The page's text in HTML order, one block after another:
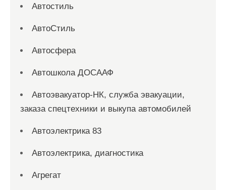
Автостиль
АвтоСтиль
Автосфера
Автошкола ДОСААФ
Автоэвакуатор-НК, служба эвакуации,
заказа спецтехники и выкупа автомобилей
Автоэлектрика 83
Автоэлектрика, диагностика
Агрегат